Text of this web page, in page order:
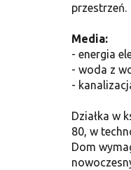
przestrzeń.
Media:
- energia
- woda z
-
Działka w
80, w
Dom